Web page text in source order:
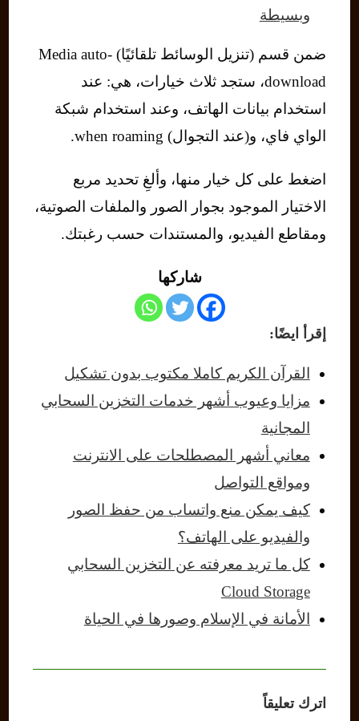
وبسيطة
ضمن قسم (تنزيل الوسائط تلقائيًا) Media auto-
download، ستجد ثلاث خيارات، هي: عند
استخدام بيانات الهاتف، وعند استخدام شبكة
الواي فاي، و(عند التجوال) when roaming.
اضغط على كل خيار منها، وألغِ تحديد مربع
الاختيار الموجود بجوار الصور والملفات الصوتية،
ومقاطع الفيديو، والمستندات حسب رغبتك.
شاركها
إقرأ ايضًا:
القرآن الكريم كاملا مكتوب بدون تشكيل
مزايا وعيوب أشهر خدمات التخزين السحابي
المجانية
معاني أشهر المصطلحات على الانترنت
ومواقع التواصل
كيف يمكن منع واتساب من حفظ الصور
والفيديو على الهاتف؟
كل ما تريد معرفته عن التخزين السحابي
Cloud Storage
الأمانة في الإسلام وصورها في الحياة
اترك تعليقاً